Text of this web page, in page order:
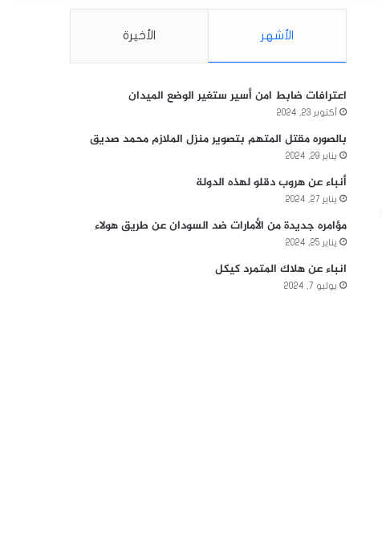
الأشهر الأخيرة
اعترافات ضابط امن أسير ستغير الوضع الميدان
أكتوبر 23, 2024
بالصوره مقتل المتهم بتصوير منزل الملازم محمد صديق
يناير 29, 2024
أنباء عن هروب دقلو لهذه الدولة
يناير 27, 2024
مؤامره جديدة من الأمارات ضد السودان عن طريق هولاء
يناير 25, 2024
انباء عن هلاك المتمرد كيكل
يوليو 7, 2024